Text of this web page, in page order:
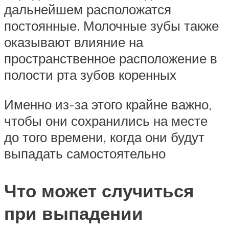
дальнейшем расположатся
постоянные. Молочные зубы также
оказывают влияние на
пространственное расположение в
полости рта зубов коренных
Именно из-за этого крайне важно,
чтобы они сохранились на месте
до того времени, когда они будут
выпадать самостоятельно
Что может случиться
при выпадении